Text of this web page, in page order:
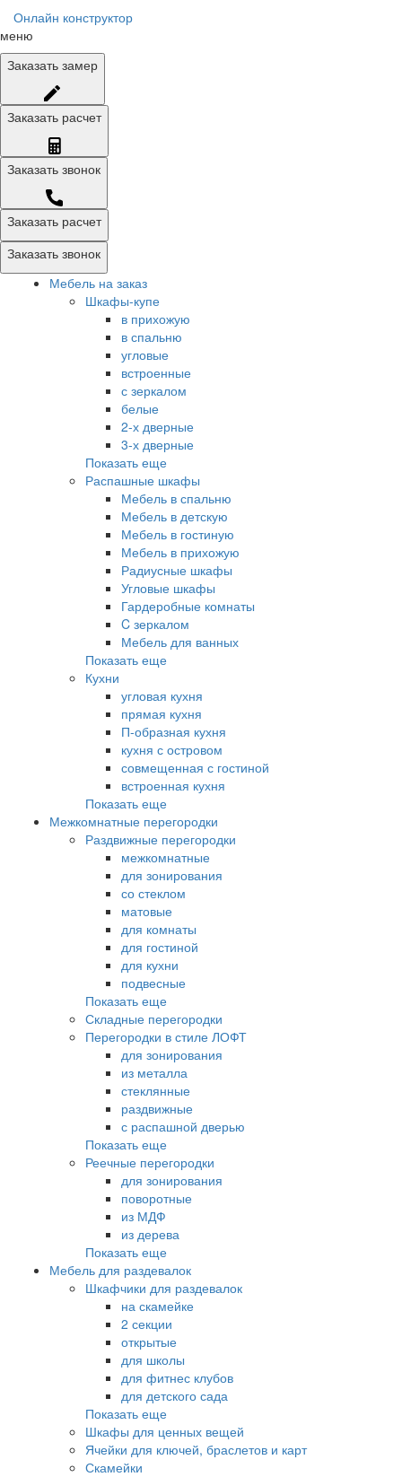
Онлайн конструктор
меню
Заказать замер
Заказать расчет
Заказать звонок
Заказать расчет
Заказать звонок
Мебель на заказ
Шкафы-купе
в прихожую
в спальню
угловые
встроенные
с зеркалом
белые
2-х дверные
3-х дверные
Показать еще
Распашные шкафы
Мебель в спальню
Мебель в детскую
Мебель в гостиную
Мебель в прихожую
Радиусные шкафы
Угловые шкафы
Гардеробные комнаты
C зеркалом
Мебель для ванных
Показать еще
Кухни
угловая кухня
прямая кухня
П-образная кухня
кухня с островом
совмещенная с гостиной
встроенная кухня
Показать еще
Межкомнатные перегородки
Раздвижные перегородки
межкомнатные
для зонирования
со стеклом
матовые
для комнаты
для гостиной
для кухни
подвесные
Показать еще
Складные перегородки
Перегородки в стиле ЛОФТ
для зонирования
из металла
стеклянные
раздвижные
с распашной дверью
Показать еще
Реечные перегородки
для зонирования
поворотные
из МДФ
из дерева
Показать еще
Мебель для раздевалок
Шкафчики для раздевалок
на скамейке
2 секции
открытые
для школы
для фитнес клубов
для детского сада
Показать еще
Шкафы для ценных вещей
Ячейки для ключей, браслетов и карт
Скамейки